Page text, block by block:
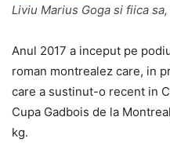
Liviu Marius Goga si fiica
Anul 2017 a inceput pe
roman montrealez care, in
care a sustinut-o recent in
Cupa Gadbois de la
kg.